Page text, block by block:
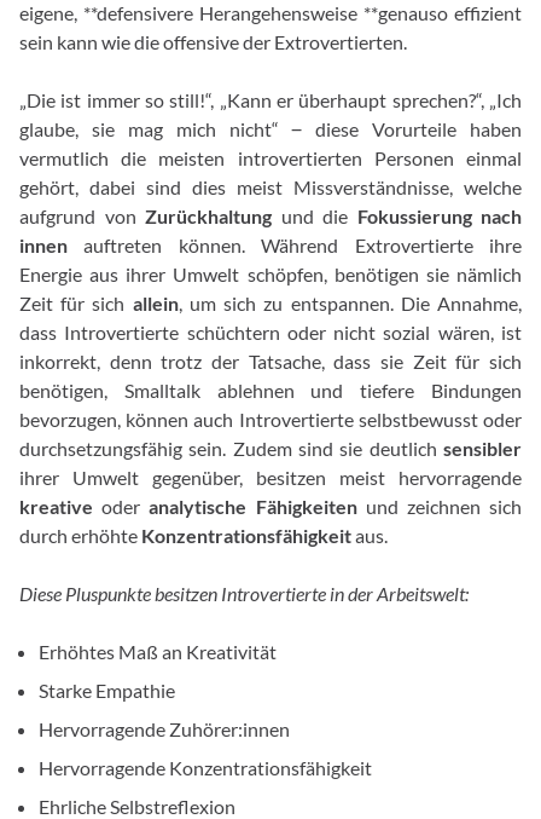
eigene, **defensivere Herangehensweise **genauso effizient
sein kann wie die offensive der Extrovertierten.
„Die ist immer so still!“, „Kann er überhaupt sprechen?“, „Ich
glaube, sie mag mich nicht“ ‒ diese Vorurteile haben
vermutlich die meisten introvertierten Personen einmal
gehört, dabei sind dies meist Missverständnisse, welche
aufgrund von Zurückhaltung und die Fokussierung nach
innen auftreten können. Während Extrovertierte ihre
Energie aus ihrer Umwelt schöpfen, benötigen sie nämlich
Zeit für sich allein, um sich zu entspannen. Die Annahme,
dass Introvertierte schüchtern oder nicht sozial wären, ist
inkorrekt, denn trotz der Tatsache, dass sie Zeit für sich
benötigen, Smalltalk ablehnen und tiefere Bindungen
bevorzugen, können auch Introvertierte selbstbewusst oder
durchsetzungsfähig sein. Zudem sind sie deutlich sensibler
ihrer Umwelt gegenüber, besitzen meist hervorragende
kreative oderanalytische Fähigkeitenund zeichnen sich
durch erhöhte Konzentrationsfähigkeitaus.
Diese Pluspunkte besitzen Introvertierte in der Arbeitswelt:
Erhöhtes Maß an Kreativität
Starke Empathie
Hervorragende Zuhörer:innen
Hervorragende Konzentrationsfähigkeit
Ehrliche Selbstreflexion